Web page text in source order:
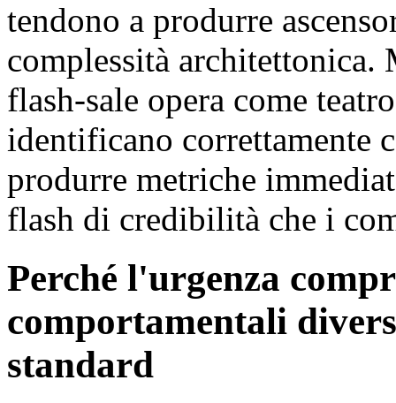
tendono a produrre
complessità
flash-sale opera come
identificano correttamente
produrre metriche
flash di credibilità che i
Perché l'urgenza
comportamentali
standard